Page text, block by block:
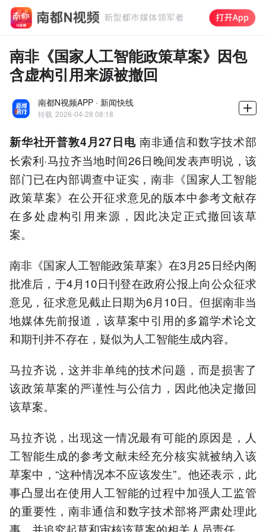
南非《国家人工智能政策草案》因包
含虚构引用来源被撤回
南都N视频APP · 新闻快线
转载 2026-04-28 08:18
新华社开普敦4月27日电南非通信和数字技术部
长索利·马拉齐当地时间26日晚间发表声明说，该
部门已在内部调查中证实，南非《国家人工智能
政策草案》在公开征求意见的版本中参考文献存
在多处虚构引用来源，因此决定正式撤回该草
案。
南非《国家人工智能政策草案》在3月25日经内阁
批准后，于4月10日刊登在政府公报上向公众征求
意见，征求意见截止日期为6月10日。但据南非当
地媒体先前报道，该草案中引用的多篇学术论文
和期刊并不存在，疑似为人工智能生成内容。
马拉齐说，这并非单纯的技术问题，而是损害了
该政策草案的严谨性与公信力，因此他决定撤回
该草案。
马拉齐说，出现这一情况最有可能的原因是，人
工智能生成的参考文献未经充分核实就被纳入该
草案中，“这种情况本不应该发生”。他还表示，此
事凸显出在使用人工智能的过程中加强人工监管
的重要性，南非通信和数字技术部将严肃处理此